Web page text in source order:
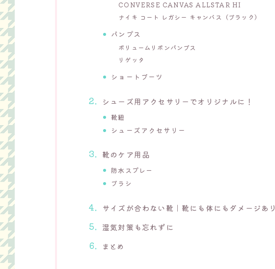
CONVERSE CANVAS ALLSTAR HI
ナイキ コート レガシー キャンバス（ブラック）
パンプス
ボリュームリボンパンプス
リゲッタ
ショートブーツ
シューズ用アクセサリーでオリジナルに！
靴紐
シューズアクセサリー
靴のケア用品
防水スプレー
ブラシ
サイズが合わない靴｜靴にも体にもダメージあり
湿気対策も忘れずに
まとめ